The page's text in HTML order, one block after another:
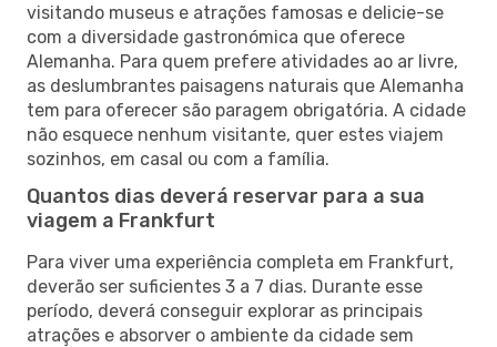
visitando museus e atrações famosas e delicie-se
com a diversidade gastronómica que oferece
Alemanha. Para quem prefere atividades ao ar livre,
as deslumbrantes paisagens naturais que Alemanha
tem para oferecer são paragem obrigatória. A cidade
não esquece nenhum visitante, quer estes viajem
sozinhos, em casal ou com a família.
Quantos dias deverá reservar para a sua
viagem a Frankfurt
Para viver uma experiência completa em Frankfurt,
deverão ser suficientes 3 a 7 dias. Durante esse
período, deverá conseguir explorar as principais
atrações e absorver o ambiente da cidade sem